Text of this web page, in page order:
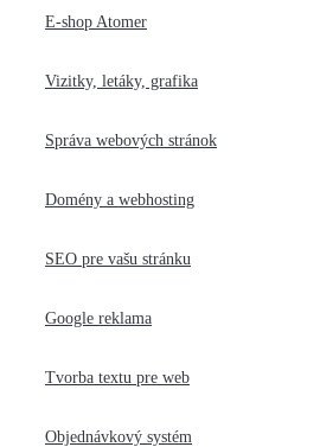
E-shop Atomer
Vizitky, letáky, grafika
Správa webových stránok
Domény a webhosting
SEO pre vašu stránku
Google reklama
Tvorba textu pre web
Objednávkový systém